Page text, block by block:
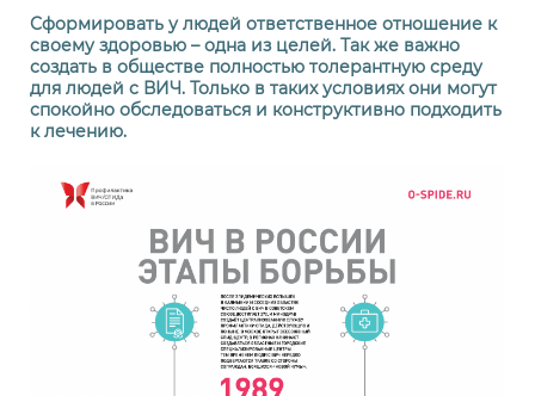
Сформировать у людей ответственное отношение к
своему здоровью – одна из целей. Так же важно
создать в обществе полностью толерантную среду
для людей с ВИЧ. Только в таких условиях они могут
спокойно обследоваться и конструктивно подходить
к лечению.